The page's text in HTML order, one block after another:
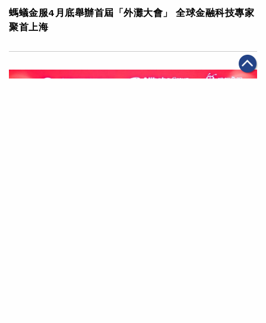
螞蟻金服4月底舉辦首屆「外灘大會」 全球金融科技專家
聚首上海